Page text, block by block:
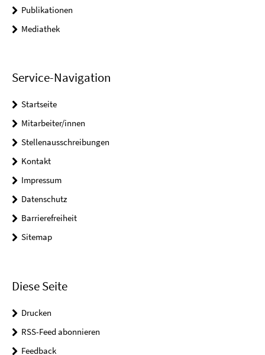
Publikationen
Mediathek
Service-Navigation
Startseite
Mitarbeiter/innen
Stellenausschreibungen
Kontakt
Impressum
Datenschutz
Barrierefreiheit
Sitemap
Diese Seite
Drucken
RSS-Feed abonnieren
Feedback